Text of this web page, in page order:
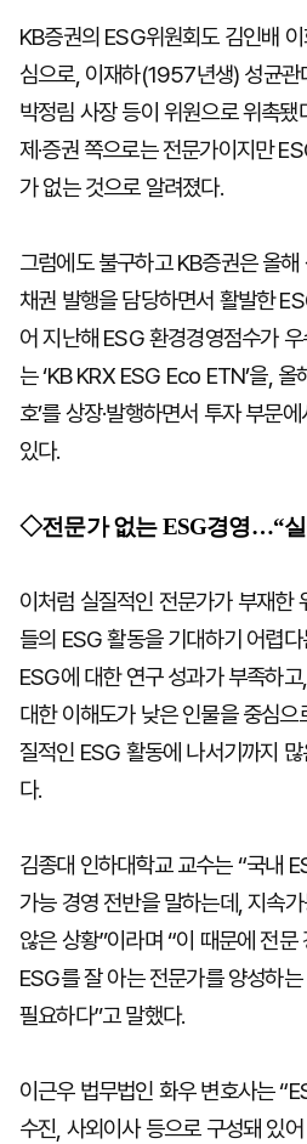
KB증권의 ESG위원회도 김인배
심으로, 이재하(1957년생) 성균관
박정림 사장 등이 위원으로 위촉됐
제·증권 쪽으로는 전문가이지만
가 없는 것으로 알려졌다.
그럼에도 불구하고 KB증권은 올
채권 발행을 담당하면서 활발한
어 지난해 ESG 환경경영점수가
는 ‘KB KRX ESG Eco ETN’을,
호’를 상장·발행하면서 투자 부문
있다.
◇전문가 없는 ESG경영…“실
이처럼 실질적인 전문가가 부재한
들의 ESG 활동을 기대하기 어렵
ESG에 대한 연구 성과가 부족하
대한 이해도가 낮은 인물을 중심
질적인 ESG 활동에 나서기까지
다.
김종대 인하대학교 교수는 “국내
가능 경영 전반을 말하는데, 지속
않은 상황”이라며 “이 때문에 전
ESG를 잘 아는 전문가를 양성하
필요하다”고 말했다.
이근우 법무법인 화우 변호사는
수진, 사외이사 등으로 구성돼 있